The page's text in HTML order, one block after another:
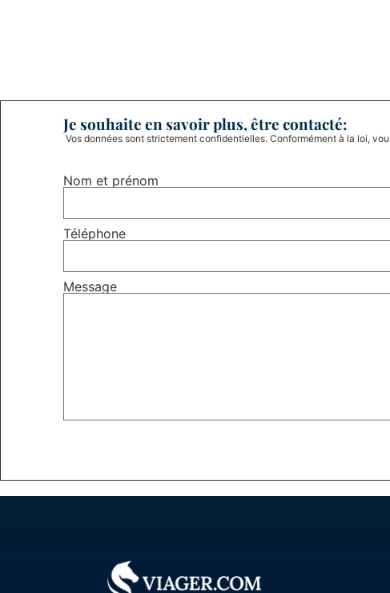
Je souhaite en savoir plus, être contacté:
Vos données sont strictement confidentielles. Conformément à la loi,
Nom et prénom
Téléphone
Message